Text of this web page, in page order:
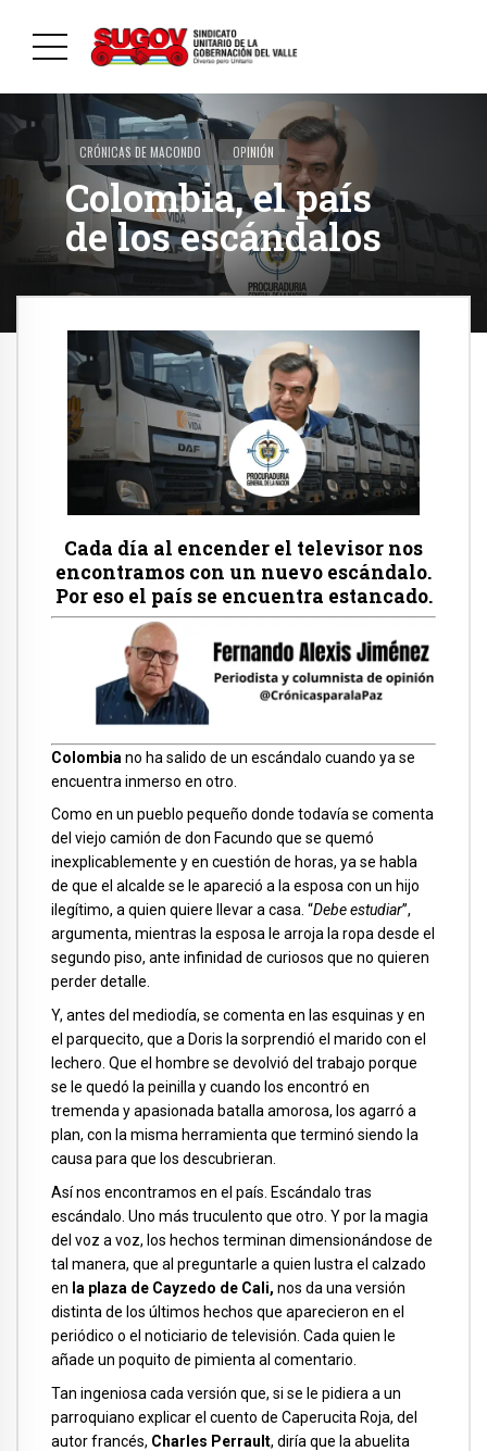
CRÓNICAS DE MACONDO OPINIÓN
Colombia, el país
de los escándalos
Cada día al encender el televisor nos
encontramos con un nuevo escándalo.
Por eso el país se encuentra estancado.
Colombia no ha salido de un escándalo cuando ya se
encuentra inmerso en otro.
Como en un pueblo pequeño donde todavía se comenta
del viejo camión de don Facundo que se quemó
inexplicablemente y en cuestión de horas, ya se habla
de que el alcalde se le apareció a la esposa con un hijo
ilegítimo, a quien quiere llevar a casa. “Debe estudiar”,
argumenta, mientras la esposa le arroja la ropa desde el
segundo piso, ante infinidad de curiosos que no quieren
perder detalle.
Y, antes del mediodía, se comenta en las esquinas y en
el parquecito, que a Doris la sorprendió el marido con el
lechero. Que el hombre se devolvió del trabajo porque
se le quedó la peinilla y cuando los encontró en
tremenda y apasionada batalla amorosa, los agarró a
plan, con la misma herramienta que terminó siendo la
causa para que los descubrieran.
Así nos encontramos en el país. Escándalo tras
escándalo. Uno más truculento que otro. Y por la magia
del voz a voz, los hechos terminan dimensionándose de
tal manera, que al preguntarle a quien lustra el calzado
en la plaza de Cayzedo de Cali, nos da una versión
distinta de los últimos hechos que aparecieron en el
periódico o el noticiario de televisión. Cada quien le
añade un poquito de pimienta al comentario.
Tan ingeniosa cada versión que, si se le pidiera a un
parroquiano explicar el cuento de Caperucita Roja, del
autor francés, Charles Perrault, diría que la abuelita